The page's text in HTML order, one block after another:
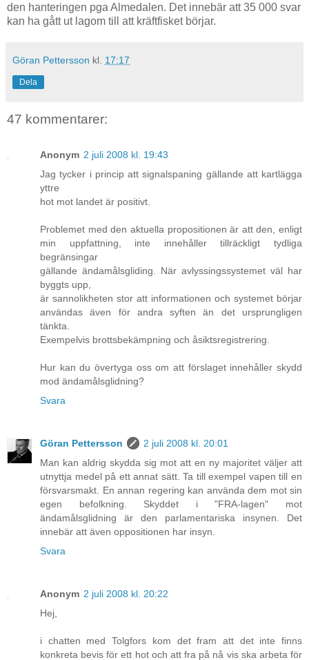
den hanteringen pga Almedalen. Det innebär att 35 000 svar
kan ha gått ut lagom till att kräftfisket börjar.
Göran Pettersson kl. 17:17
Dela
47 kommentarer:
Anonym 2 juli 2008 kl. 19:43
Jag tycker i princip att signalspaning gällande att kartlägga
yttre
hot mot landet är positivt.
Problemet med den aktuella propositionen är att den, enligt
min uppfattning, inte innehåller tillräckligt tydliga
begränsingar
gällande ändamålsgliding. När avlyssingssystemet väl har
byggts upp,
är sannolikheten stor att informationen och systemet börjar
användas även för andra syften än det ursprungligen
tänkta.
Exempelvis brottsbekämpning och åsiktsregistrering.
Hur kan du övertyga oss om att förslaget innehåller skydd
mod ändamålsglidning?
Svara
Göran Pettersson
2 juli 2008 kl. 20:01
Man kan aldrig skydda sig mot att en ny majoritet väljer att
utnyttja medel på ett annat sätt. Ta till exempel vapen till en
försvarsmakt. En annan regering kan använda dem mot sin
egen befolkning. Skyddet i "FRA-lagen" mot
ändamålsglidning är den parlamentariska insynen. Det
innebär att även oppositionen har insyn.
Svara
Anonym 2 juli 2008 kl. 20:22
Hej,
i chatten med Tolgfors kom det fram att det inte finns
konkreta bevis för ett hot och att fra på nå vis ska arbeta för